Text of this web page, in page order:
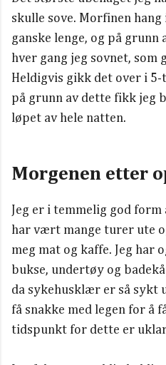
skulle sove. Morfinen
ganske lenge, og på grunn
hver gang jeg sovnet, som
Heldigvis gikk det over i 5-
på grunn av dette fikk jeg
løpet av hele natten.
Morgenen etter
Jeg er i temmelig god
har vært mange turer ute
meg mat og kaffe. Jeg har
bukse, undertøy og
da sykehusklær er så sykt
få snakke med legen for å
tidspunkt for dette er